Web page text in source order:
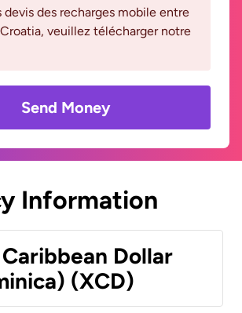
devis des recharges mobile entre
veuillez télécharger notre
Send Money
Information
Caribbean Dollar
(XCD)